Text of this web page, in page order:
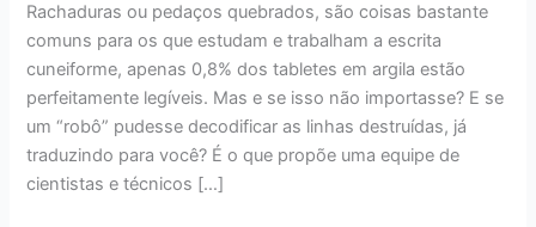
Rachaduras ou pedaços quebrados, são coisas bastante
comuns para os que estudam e trabalham a escrita
cuneiforme, apenas 0,8% dos tabletes em argila estão
perfeitamente legíveis. Mas e se isso não importasse? E se
um “robô” pudesse decodificar as linhas destruídas, já
traduzindo para você? É o que propõe uma equipe de
cientistas e técnicos […]